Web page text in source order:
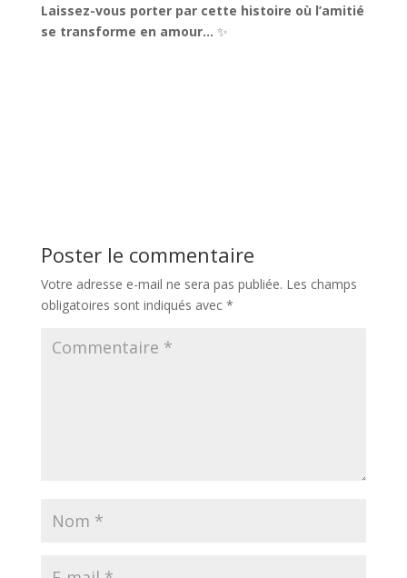
Laissez-vous porter par cette histoire où l’amitié
se transforme en amour… ✨
Poster le commentaire
Votre adresse e-mail ne sera pas publiée. Les champs
obligatoires sont indiqués avec *